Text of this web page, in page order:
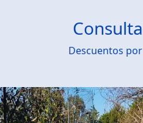
Descuentos